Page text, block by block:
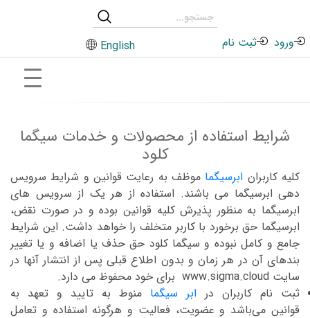
ورود ثبت نام English
شرایط استفاده از محصولات و خدمات سیگما
کلود
کلیه کاربران ابرسیگما موظف به رعایت قوانین و شرایط سرویس
دهی ابرسیگما می باشند. استفاده از هر یک از سرویس های
ابرسیگما به منظور پذیرش کلیه قوانین بوده و در صورت نقض،
ابرسیگما حق برخورد با کاربر متخلف را خواهد داشت. این شرایط
جامع و کامل نبوده و سیگما کلود حق حذف یا اضافه و یا تغییر
بندهای آن در هر زمان و بدون اطلاع قبلی پس از انتشار آنها در
سایت www.sigma.cloud برای خود محفوظ می دارد.
ثبت نام کاربران در ابر سیگما منوط به تایید و تعهد به
قوانین می‌باشد و عضویت، فعالیت و هرگونه استفاده و تعامل